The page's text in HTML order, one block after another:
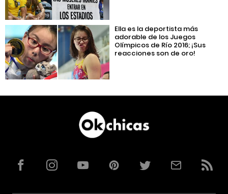
Ella es la deportista más
adorable de los Juegos
Olímpicos de Río 2016; ¡Sus
reacciones son de oro!
FacebookInstagramYouTubePinterestTwitterCorreoRSS